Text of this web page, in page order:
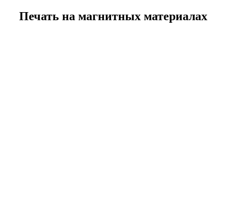
Печать на магнитных материалах